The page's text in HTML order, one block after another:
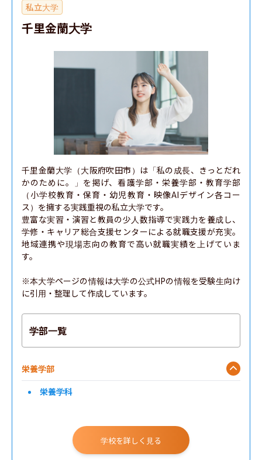
私立大学
千里金蘭大学
千里金蘭大学（大阪府吹田市）は「私の成長、きっとだれ
かのために。」を掲げ、看護学部・栄養学部・教育学部
（小学校教育・保育・幼児教育・映像AIデザイン各コー
ス）を擁する実践重視の私立大学です。
豊富な実習・演習と教員の少人数指導で実践力を養成し、
学修・キャリア総合支援センターによる就職支援が充実。
地域連携や現場志向の教育で高い就職実績を上げていま
す。
※本大学ページの情報は大学の公式HPの情報を受験生向け
に引用・整理して作成しています。
学部一覧
栄養学部
栄養学科
学校を詳しく見る